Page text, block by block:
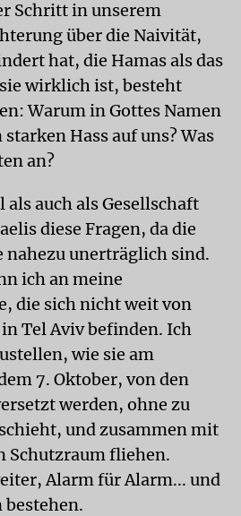
Schritt in unserem
über die Naivität,
hat, die Hamas als das
wirklich ist, besteht
Warum in Gottes Namen
Hass auf uns? Was
an?
auch als Gesellschaft
diese Fragen, da die
nahezu unerträglich sind.
ich an meine
die sich nicht weit von
Tel Aviv befinden. Ich
wie sie am
7. Oktober, von den
werden, ohne zu
und zusammen mit
Schutzraum fliehen.
Alarm für Alarm... und
bestehen.